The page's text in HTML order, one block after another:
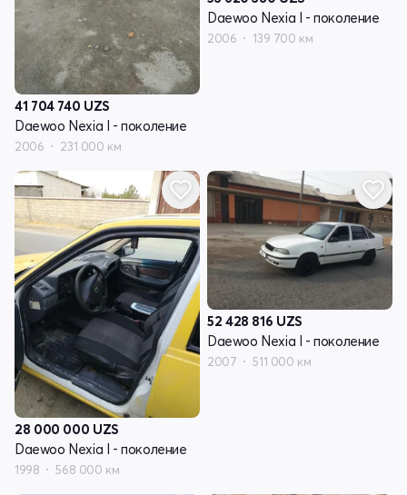
41 704 740 UZS
Daewoo Nexia I - поколение
2006 231 000 км
Daewoo Nexia I - поколение
2006 139 700 км
28 000 000 UZS
Daewoo Nexia I - поколение
1998 568 000 км
52 428 816 UZS
Daewoo Nexia I - поколение
2007 511 000 км